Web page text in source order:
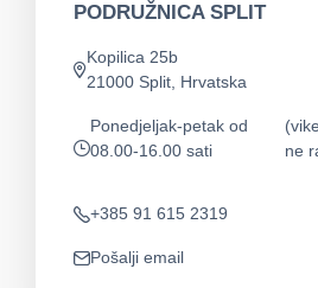
PODRUŽNICA SPLIT
app.address
Kopilica 25b
21000 Split, Hrvatska
app.opening-times
Ponedjeljak-petak od
08.00-16.00 sati
ne
Telefon
+385 91 615 2319
app.mail
Pošalji email